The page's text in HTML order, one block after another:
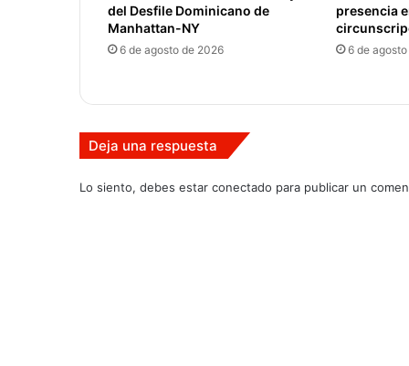
del Desfile Dominicano de
Manhattan-NY
6 de agosto de 2026
presencia
6 de
Deja una respuesta
Lo siento, debes estar conectado para publicar un